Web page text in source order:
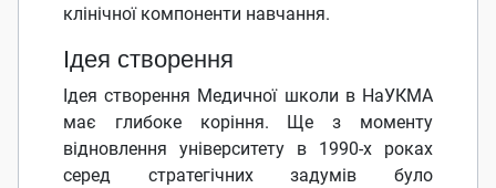
клінічної компоненти навчання.
Ідея створення
Ідея створення Медичної школи в НаУКМА
має глибоке коріння. Ще з моменту
відновлення університету в 1990-х роках
серед стратегічних задумів було